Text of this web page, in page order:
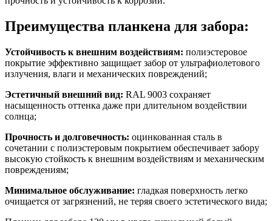
Преимущества планкена для забора:
Устойчивость к внешним воздействиям: полиэстеровое
покрытие эффективно защищает забор от ультрафиолетового
излучения, влаги и механических повреждений;
Эстетичный внешний вид: RAL 9003 сохраняет
насыщенность оттенка даже при длительном воздействии
солнца;
Прочность и долговечность: оцинкованная сталь в
сочетании с полиэстеровым покрытием обеспечивает забору
высокую стойкость к внешним воздействиям и механическим
повреждениям;
Минимальное обслуживание: гладкая поверхность легко
очищается от загрязнений, не теряя своего эстетического вида;